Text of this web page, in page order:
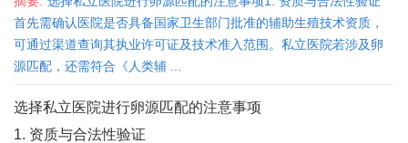
首先需确认医院是否具备国家卫生部门批准的辅助生殖技术资质，
可通过渠道查询其执业许可证及技术准入范围‌。私立医院若涉及卵
源匹配，还需符合《人类辅 ...
选择私立医院进行卵源匹配的注意事项
1. ‌资质与合法性验证‌